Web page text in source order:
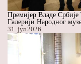
Премијер Владе
Галерији Народног
31. јул 2026.